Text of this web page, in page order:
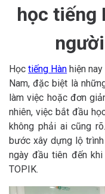
học tiếng
Họctiếng Hàn hiện
Nam, đặc biệt là
làm việc hoặc đơn
nhiên, việc bắt đầu
không phải ai cũng
bước xây dựng lộ
ngày đầu tiên đến
TOPIK.